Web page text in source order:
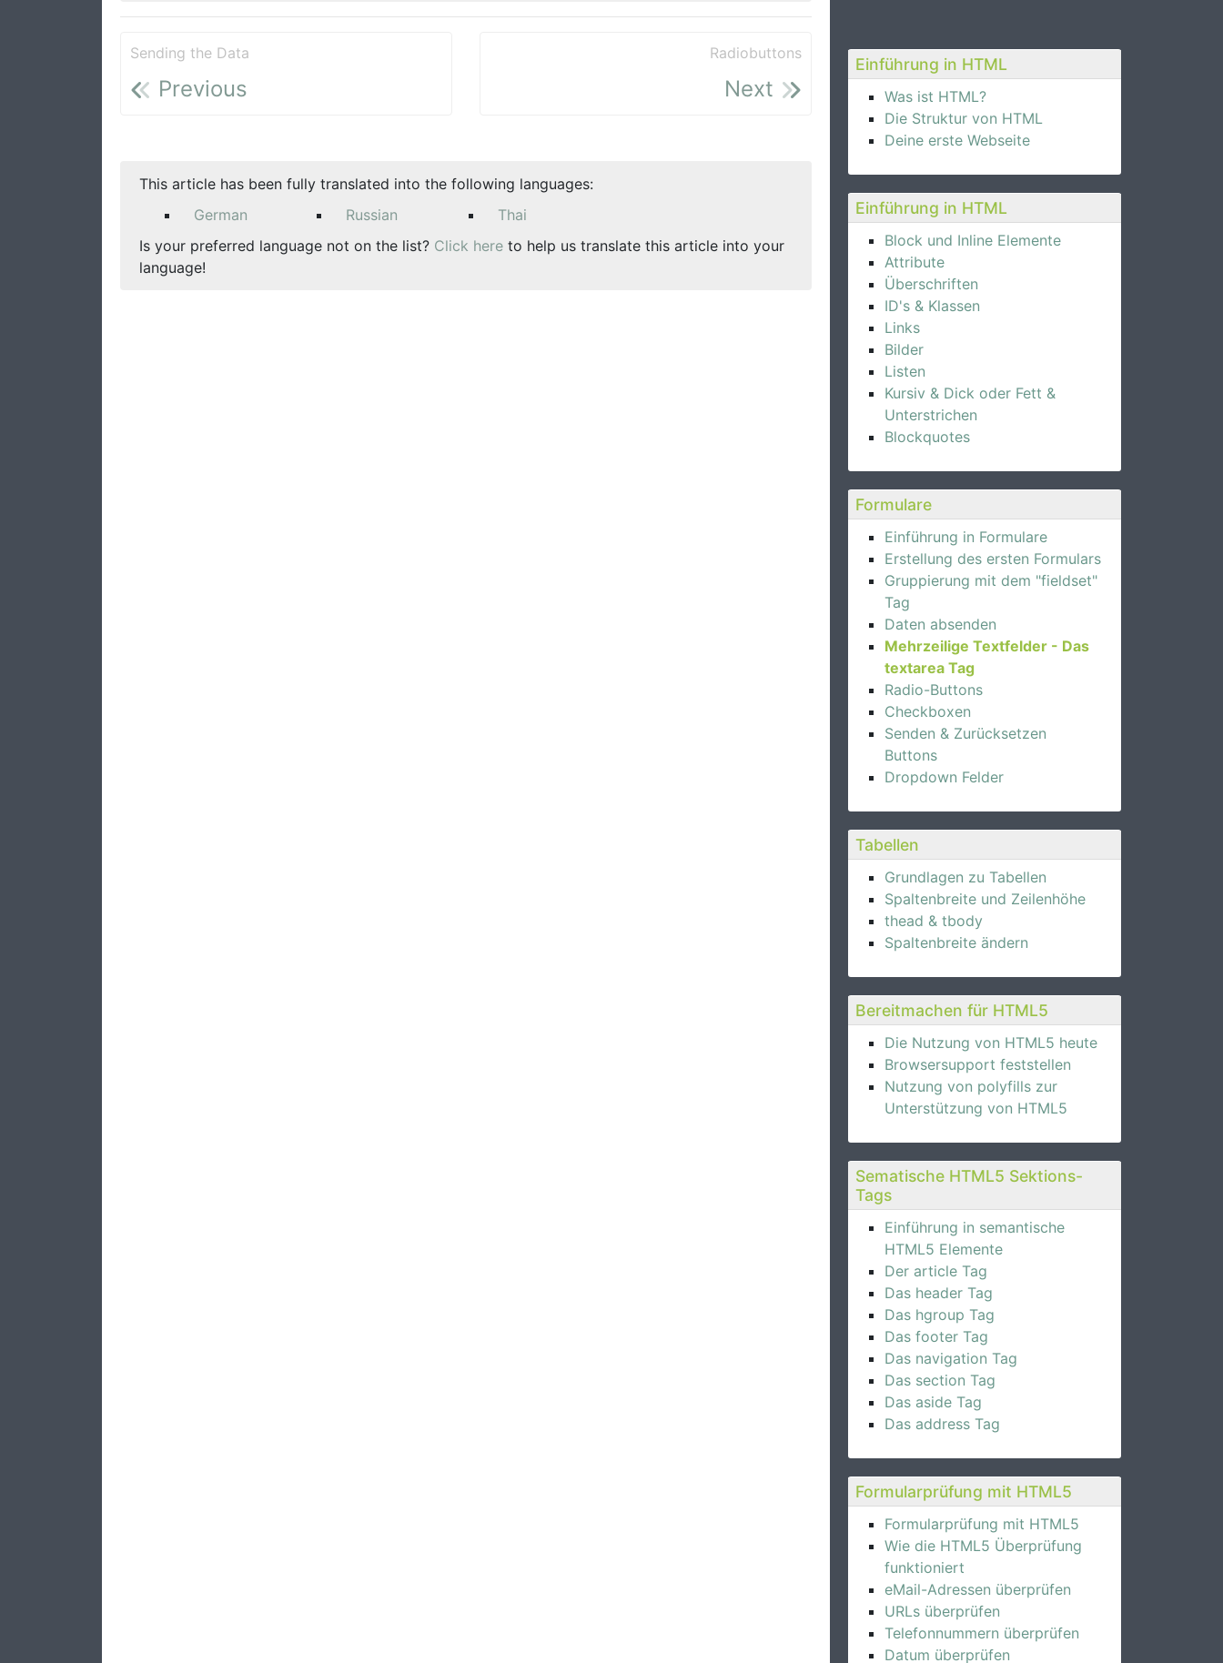
Einführung in HTML
Was ist HTML?
Die Struktur von HTML
Deine erste Webseite
Einführung in HTML
Block und Inline Elemente
Attribute
Überschriften
ID's & Klassen
Links
Bilder
Listen
Kursiv & Dick oder Fett &
Unterstrichen
Blockquotes
Formulare
Einführung in Formulare
Erstellung des ersten Formulars
Gruppierung mit dem "fieldset"
Tag
Daten absenden
Mehrzeilige Textfelder - Das
textarea Tag
Radio-Buttons
Checkboxen
Senden & Zurücksetzen
Buttons
Dropdown Felder
Tabellen
Grundlagen zu Tabellen
Spaltenbreite und Zeilenhöhe
thead & tbody
Spaltenbreite ändern
Bereitmachen für HTML5
Die Nutzung von HTML5 heute
Browsersupport feststellen
Nutzung von polyfills zur
Unterstützung von HTML5
Sematische HTML5 Sektions-
Tags
Einführung in semantische
HTML5 Elemente
Der article Tag
Das header Tag
Das hgroup Tag
Das footer Tag
Das navigation Tag
Das section Tag
Das aside Tag
Das address Tag
Formularprüfung mit HTML5
Formularprüfung mit HTML5
Wie die HTML5 Überprüfung
funktioniert
eMail-Adressen überprüfen
URLs überprüfen
Telefonnummern überprüfen
Datum überprüfen
Sending the Data
Previous
Radiobuttons
Next
This article has been fully translated into the following languages:
German
Russian
Thai
Is your preferred language not on the list? Click here to help us translate this article into your
language!